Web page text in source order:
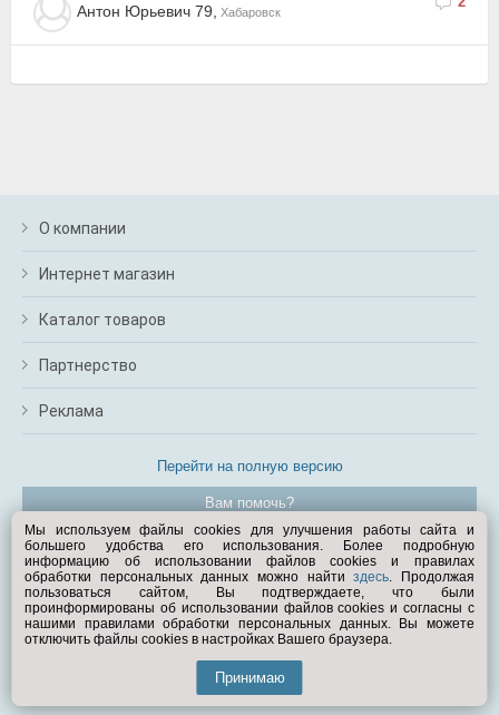
Антон Юрьевич 79, Хабаровск
О компании
Интернет магазин
Каталог товаров
Партнерство
Реклама
Перейти на полную версию
Вам помочь?
© Exist.ru 1998—2026
Мы используем файлы cookies для улучшения работы сайта и
большего удобства его использования. Более подробную
информацию об использовании файлов cookies и правилах
обработки персональных данных можно найтиздесь. Продолжая
пользоваться сайтом, Вы подтверждаете, что были
проинформированы об использовании файлов cookies и согласны с
нашими правилами обработки персональных данных. Вы можете
отключить файлы cookies в настройках Вашего браузера.
Принимаю